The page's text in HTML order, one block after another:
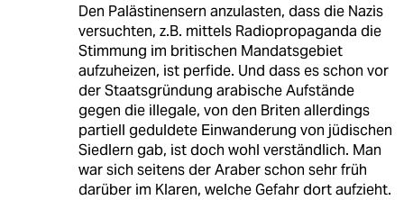
Den Palästinensern anzulasten, dass die Nazis
versuchten, z.B. mittels Radiopropaganda die
Stimmung im britischen Mandatsgebiet
aufzuheizen, ist perfide. Und dass es schon vor
der Staatsgründung arabische Aufstände
gegen die illegale, von den Briten allerdings
partiell geduldete Einwanderung von jüdischen
Siedlern gab, ist doch wohl verständlich. Man
war sich seitens der Araber schon sehr früh
darüber im Klaren, welche Gefahr dort aufzieht.